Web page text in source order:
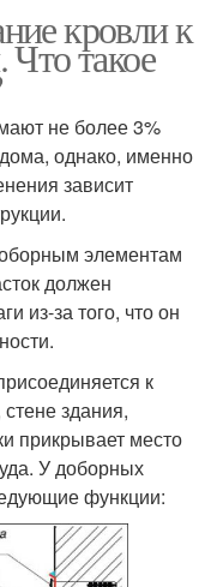
кровли к
такое
не более 3%
однако, именно
зависит
элементам
должен
из-за того, что он
к
здания,
прикрывает место
У доборных
функции: